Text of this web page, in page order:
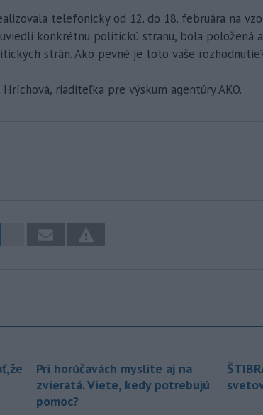
telefonicky od 12. do 18. februára na
konkrétnu politickú stranu, bola položená
strán. Ako pevné je toto vaše
riaditeľka pre výskum agentúry AKO.
Pri horúčavách myslite aj na
zvieratá. Viete, kedy potrebujú
pomoc?